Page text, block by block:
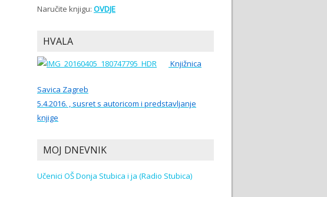
Naručite knjigu: OVDJE
HVALA
Knjižnica
Savica Zagreb
5.4.2016. , susret s autoricom i predstavljanje
knjige
MOJ DNEVNIK
Učenici OŠ Donja Stubica i ja (Radio Stubica)